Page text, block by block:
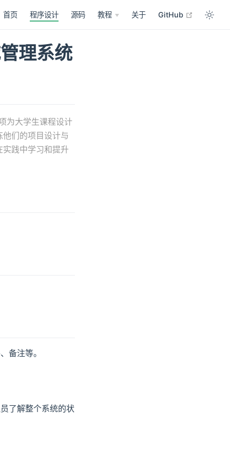
首页 程序设计 源码 教程 关于 GitHub open in
理系统
为大学生课程设计
们的项目设计与
践中学习和提升
备注等。
了解整个系统的状